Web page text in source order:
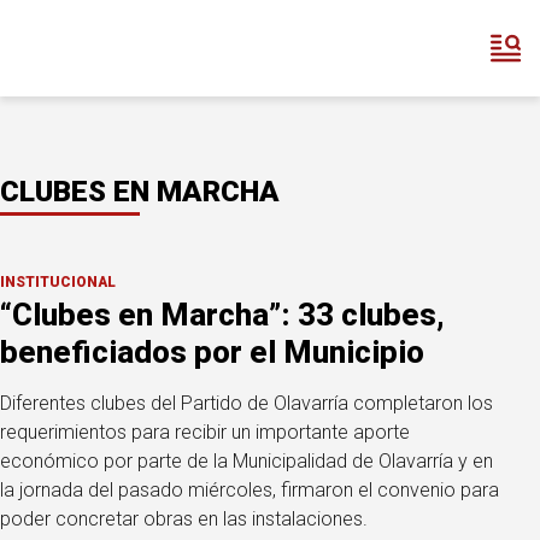
CLUBES EN MARCHA
INSTITUCIONAL
“Clubes en Marcha”: 33 clubes,
beneficiados por el Municipio
Diferentes clubes del Partido de Olavarría completaron los
requerimientos para recibir un importante aporte
económico por parte de la Municipalidad de Olavarría y en
la jornada del pasado miércoles, firmaron el convenio para
poder concretar obras en las instalaciones.